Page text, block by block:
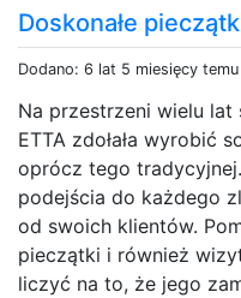
Doskonałe
Dodano: 6 lat 5 miesięcy temu
Na przestrzeni wielu lat
ETTA zdołała wyrobić
oprócz tego
podejścia do każdego
od swoich klientów.
pieczątki i również
liczyć na to, że jego